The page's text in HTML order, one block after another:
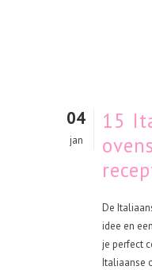
04
jan
15
De
idee en
je perfect
Italiaanse